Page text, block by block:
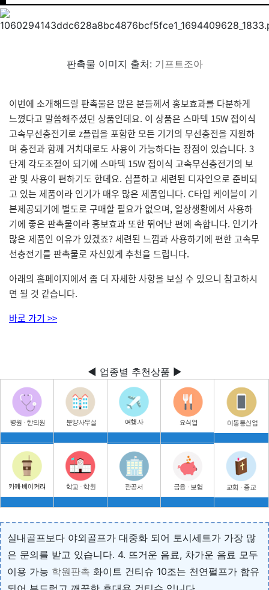
판촉물 이미지 출처: 기프트조아
이번에 소개해드릴 판촉물은 많은 분들께서 홍보효과를 다분하게
느꼈다고 말씀해주셨던 상품인데요. 이 상품은 스마텍 15W 접이식
고속무선충전기로 z플립을 포함한 모든 기기의 무선충전을 지원하
며 충전과 함께 거치대로도 사용이 가능하다는 장점이 있습니다. 3
단계 각도조절이 되기에 스마텍 15W 접이식 고속무선충전기의 보
관 및 사용이 편하기도 한데요. 심플하고 세련된 디자인으로 준비되
고 있는 제품이라 인기가 매우 많은 제품입니다. C타입 케이블이 기
본제공되기에 별도로 구매할 필요가 없으며, 일상생활에서 사용하
기에 좋은 판촉물이라 홍보효과 또한 뛰어난 편에 속합니다. 인기가
많은 제품인 이유가 있겠죠? 세련된 느낌과 사용하기에 편한 고속무
선충전기를 판촉물로 자신있게 추천을 드립니다.
아래의 홈페이지에서 좀 더 자세한 사항을 보실 수 있으니 참고하시
면 될 것 같습니다.
바로 가기 >>
◀ 업종별 추천상품 ▶
실내골프보다 야외골프가 대중화 되어 토시세트가 가장 많
은 문의를 받고 있습니다. 4. 뜨거운 음료, 차가운 음료 모두
이용 가능 학원판촉 화이트 건티슈 10조는 천연펄프가 함유